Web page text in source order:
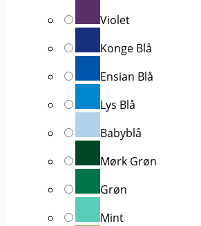
Violet
Konge Blå
Ensian Blå
Lys Blå
Babyblå
Mørk Grøn
Grøn
Mint